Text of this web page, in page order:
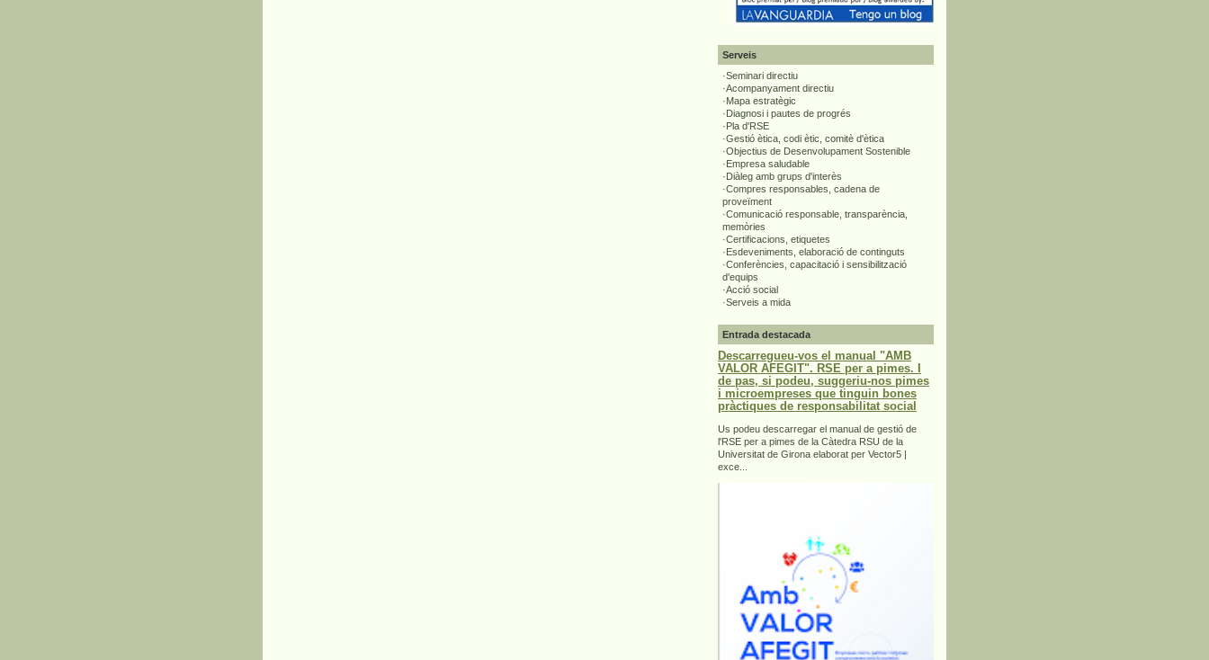
Serveis
·Seminari directiu
·Acompanyament directiu
·Mapa estratègic
·Diagnosi i pautes de progrés
·Pla d'RSE
·Gestió ètica, codi ètic, comitè d'ètica
·Objectius de Desenvolupament Sostenible
·Empresa saludable
·Diàleg amb grups d'interès
·Compres responsables, cadena de
proveïment
·Comunicació responsable, transparència,
memòries
·Certificacions, etiquetes
·Esdeveniments, elaboració de continguts
·Conferències, capacitació i sensibilització
d'equips
·Acció social
·Serveis a mida
Entrada destacada
Descarregueu-vos el manual "AMB
VALOR AFEGIT". RSE per a pimes. I
de pas, si podeu, suggeriu-nos pimes
i microempreses que tinguin bones
pràctiques de responsabilitat social
Us podeu descarregar el manual de gestió de
l'RSE per a pimes de la Càtedra RSU de la
Universitat de Girona elaborat per Vector5 |
exce...